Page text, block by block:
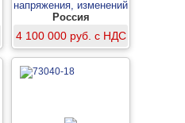
напряжения, изменений
частоты, гармоник и
интергармоник
напряжения
Россия
4 100 000 руб. с НДС